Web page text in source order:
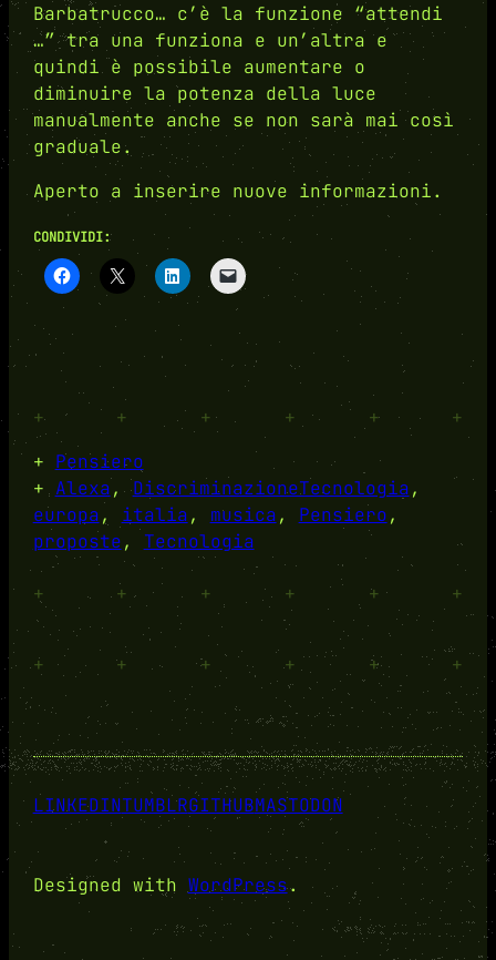
Barbatrucco… c’è la funzione “attendi
…” tra una funziona e un’altra e
quindi è possibile aumentare o
diminuire la potenza della luce
manualmente anche se non sarà mai così
graduale.
Aperto a inserire nuove informazioni.
CONDIVIDI:
+ + + + +
+
+ Pensiero
+ Alexa, DiscriminazioneTecnologia
europa, italia, musica, Pensiero
proposte, Tecnologia
+ + + + + +
+ + + + + +
LINKEDINTUMBLRGITHUBMASTODON
Designed withWordPress.